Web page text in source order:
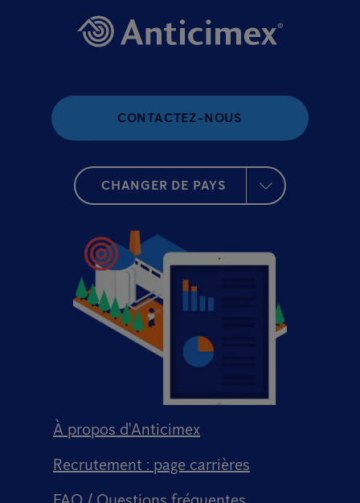
CONTACTEZ-NOUS
CHANGER DE PAYS
À propos d'Anticimex
Recrutement : page carrières